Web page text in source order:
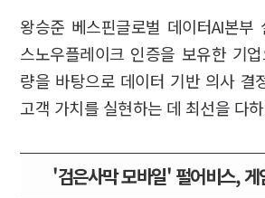
왕승준 베스핀글로벌 데이터AI본
스노우플레이크 인증을 보유한 기
량을 바탕으로 데이터 기반 의사 결
고객 가치를 실현하는 데 최선을 다
'검은사막 모바일' 펄어비스, 게